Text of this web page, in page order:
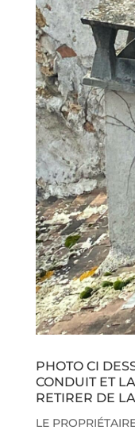
PHOTO CI
CONDUIT ET
RETIRER DE
LE